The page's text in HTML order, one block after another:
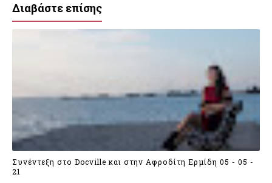
3.Οι σχέσεις στη σημερινή εποχή είναι
Και δεν μιλάω μόνο για τις ερωτικές. Όταν δεν
Άρα απουσιάζει κι η ενσυναίσθηση σε πολλαπλά
εγωπάθεια και αντιζηλία σε έξαρση…”
4. Η οικονομική κρίση μας επηρεάζει όλους.
τώρα ξεκινάνε τα όνειρά τους;
Διαβάστε επίσης
Συνέντεξη στο Docville και στην Αφροδίτη Ερμίδη 05 - 05 -
21